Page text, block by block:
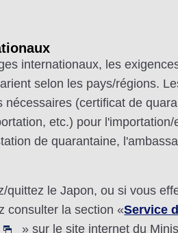
internationaux, les
selon les pays/régions.
nécessaires (certificat de
etc.) pour
de quarantaine,
quittez le Japon, ou si vous
consulter la section «Service
» sur le site internet du